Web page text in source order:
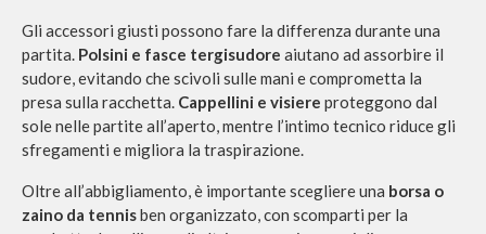
Gli accessori giusti possono fare la differenza durante una
partita. Polsini e fasce tergisudore aiutano ad assorbire il
sudore, evitando che scivoli sulle mani e comprometta la
presa sulla racchetta. Cappellini e visiere proteggono dal
sole nelle partite all’aperto, mentre l’intimo tecnico riduce gli
sfregamenti e migliora la traspirazione.
Oltre all’abbigliamento, è importante scegliere una borsa o
zaino da tennisben organizzato, con scomparti per la